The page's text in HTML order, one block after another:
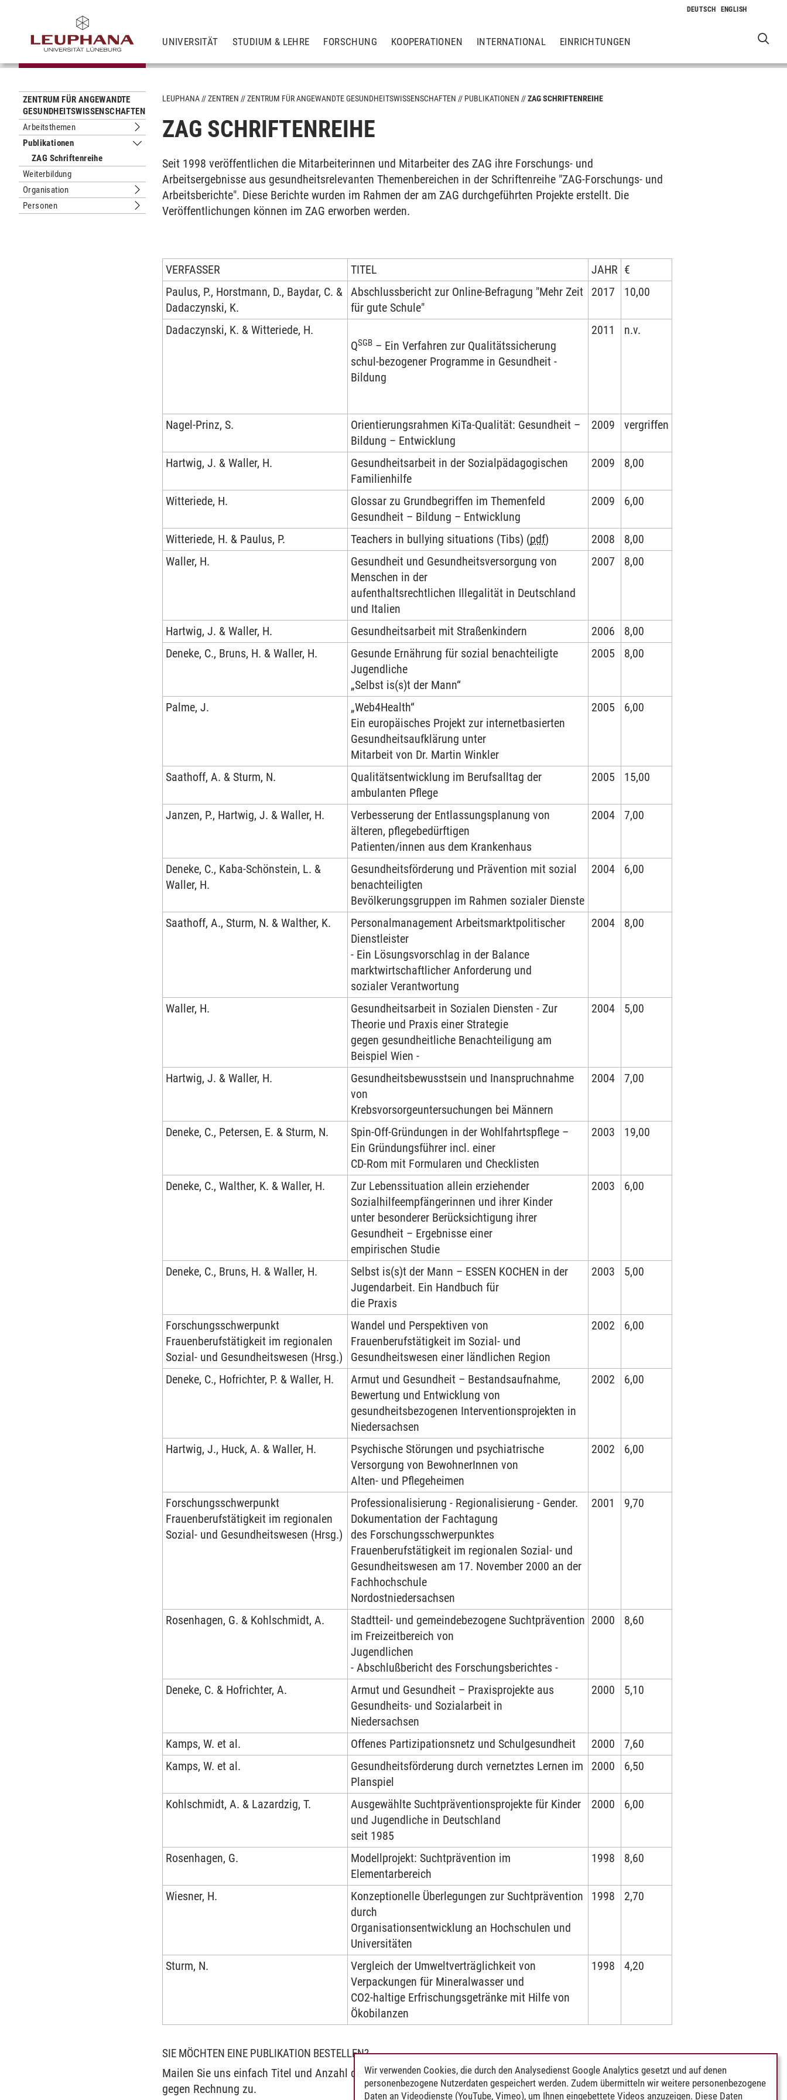
UNIVERSITÄT STUDIUM & LEHRE FORSCHUNG KOOPERATIONEN INTERNATIONAL EINRICHTUNGEN
ZENTRUM FÜR ANGEWANDTE
GESUNDHEITSWISSENSCHAFTEN
Arbeitsthemen
Untermenu Arbeitsthemen
Publikationen
Untermenu Publikationen
ZAG Schriftenreihe
Weiterbildung
Organisation
Untermenu Organisation
Personen
Untermenu Personen
LEUPHANA ZENTREN ZENTRUM FÜR ANGEWANDTE GESUNDHEITSWISSENSCHAFTEN PUBLIKATIONEN ZAG SCHRIFTENREIHE
ZAG SCHRIFTENREIHE
Seit 1998 veröffentlichen die Mitarbeiterinnen und Mitarbeiter des ZAG ihre Forschungs- und
Arbeitsergebnisse aus gesundheitsrelevanten Themenbereichen in der Schriftenreihe "ZAG-Forschungs- und
Arbeitsberichte". Diese Berichte wurden im Rahmen der am ZAG durchgeführten Projekte erstellt. Die
Veröffentlichungen können im ZAG erworben werden.
VERFASSER TITEL JAHR €
Paulus, P., Horstmann, D., Baydar, C. &
Dadaczynski, K.
Abschlussbericht zur Online-Befragung "Mehr Zeit
für gute Schule"
2017 10,00
Dadaczynski, K. & Witteriede, H.
QSGB – Ein Verfahren zur Qualitätssicherung
schul-bezogener Programme in Gesundheit -
Bildung
2011 n.v.
Nagel-Prinz, S.
Orientierungsrahmen KiTa-Qualität: Gesundheit –
Bildung – Entwicklung
2009 vergriffen
Hartwig, J. & Waller, H.
Gesundheitsarbeit in der Sozialpädagogischen
Familienhilfe
2009 8,00
Witteriede, H.
Glossar zu Grundbegriffen im Themenfeld
Gesundheit – Bildung – Entwicklung
2009 6,00
Witteriede, H. & Paulus, P. Teachers in bullying situations (Tibs) (pdf) 2008
8,00
Waller, H.
Gesundheit und Gesundheitsversorgung von
Menschen in der
aufenthaltsrechtlichen Illegalität in Deutschland
und Italien
2007 8,00
Hartwig, J. & Waller, H. Gesundheitsarbeit mit Straßenkindern 2006
8,00
Deneke, C., Bruns, H. & Waller, H.
Gesunde Ernährung für sozial benachteiligte
Jugendliche
„Selbst is(s)t der Mann“
2005 8,00
Palme, J.
„Web4Health“
Ein europäisches Projekt zur internetbasierten
Gesundheitsaufklärung unter
Mitarbeit von Dr. Martin Winkler
2005 6,00
Saathoff, A. & Sturm, N.
Qualitätsentwicklung im Berufsalltag der
ambulanten Pflege
2005 15,00
Janzen, P., Hartwig, J. & Waller, H.
Verbesserung der Entlassungsplanung von
älteren, pflegebedürftigen
Patienten/innen aus dem Krankenhaus
2004 7,00
Deneke, C., Kaba-Schönstein, L. &
Waller, H.
Gesundheitsförderung und Prävention mit sozial
benachteiligten
Bevölkerungsgruppen im Rahmen sozialer Dienste
2004 6,00
Saathoff, A., Sturm, N. & Walther, K.
Personalmanagement Arbeitsmarktpolitischer
Dienstleister
- Ein Lösungsvorschlag in der Balance
marktwirtschaftlicher Anforderung und
sozialer Verantwortung
2004 8,00
Waller, H.
Gesundheitsarbeit in Sozialen Diensten - Zur
Theorie und Praxis einer Strategie
gegen gesundheitliche Benachteiligung am
Beispiel Wien -
2004 5,00
Hartwig, J. & Waller, H.
Gesundheitsbewusstsein und Inanspruchnahme
von
Krebsvorsorgeuntersuchungen bei Männern
2004 7,00
Deneke, C., Petersen, E. & Sturm, N.
Spin-Off-Gründungen in der Wohlfahrtspflege –
Ein Gründungsführer incl. einer
CD-Rom mit Formularen und Checklisten
2003 19,00
Deneke, C., Walther, K. & Waller, H.
Zur Lebenssituation allein erziehender
Sozialhilfeempfängerinnen und ihrer Kinder
unter besonderer Berücksichtigung ihrer
Gesundheit – Ergebnisse einer
empirischen Studie
2003 6,00
Deneke, C., Bruns, H. & Waller, H.
Selbst is(s)t der Mann – ESSEN KOCHEN in der
Jugendarbeit. Ein Handbuch für
die Praxis
2003 5,00
Forschungsschwerpunkt
Frauenberufstätigkeit im regionalen
Sozial- und Gesundheitswesen (Hrsg.)
Wandel und Perspektiven von
Frauenberufstätigkeit im Sozial- und
Gesundheitswesen einer ländlichen Region
2002 6,00
Deneke, C., Hofrichter, P. & Waller, H.
Armut und Gesundheit – Bestandsaufnahme,
Bewertung und Entwicklung von
gesundheitsbezogenen Interventionsprojekten in
Niedersachsen
2002 6,00
Hartwig, J., Huck, A. & Waller, H.
Psychische Störungen und psychiatrische
Versorgung von BewohnerInnen von
Alten- und Pflegeheimen
2002 6,00
Forschungsschwerpunkt
Frauenberufstätigkeit im regionalen
Sozial- und Gesundheitswesen (Hrsg.)
Professionalisierung - Regionalisierung - Gender.
Dokumentation der Fachtagung
des Forschungsschwerpunktes
Frauenberufstätigkeit im regionalen Sozial- und
Gesundheitswesen am 17. November 2000 an der
Fachhochschule
Nordostniedersachsen
2001 9,70
Rosenhagen, G. & Kohlschmidt, A.
Stadtteil- und gemeindebezogene Suchtprävention
im Freizeitbereich von
Jugendlichen
- Abschlußbericht des Forschungsberichtes -
2000 8,60
Deneke, C. & Hofrichter, A.
Armut und Gesundheit – Praxisprojekte aus
Gesundheits- und Sozialarbeit in
Niedersachsen
2000 5,10
Kamps, W. et al. Offenes Partizipationsnetz und Schulgesundheit 2000
7,60
Kamps, W. et al.
Gesundheitsförderung durch vernetztes Lernen im
Planspiel
2000 6,50
Kohlschmidt, A. & Lazardzig, T.
Ausgewählte Suchtpräventionsprojekte für Kinder
und Jugendliche in Deutschland
seit 1985
2000 6,00
Rosenhagen, G.
Modellprojekt: Suchtprävention im
Elementarbereich
1998 8,60
Wiesner, H.
Konzeptionelle Überlegungen zur Suchtprävention
durch
Organisationsentwicklung an Hochschulen und
Universitäten
1998 2,70
Sturm, N.
Vergleich der Umweltverträglichkeit von
Verpackungen für Mineralwasser und
CO2-haltige Erfrischungsgetränke mit Hilfe von
Ökobilanzen
1998 4,20
SIE MÖCHTEN EINE PUBLIKATION BESTELLEN?
Mailen Sie uns einfach Titel und Anzahl der Exemplare sowie Ihre Anschrift und wir senden Ihnen das Heft
gegen Rechnung zu.
Wir verwenden Cookies, die durch den Analysedienst Google Analytics gesetzt und auf denen
personenbezogene Nutzerdaten gespeichert werden. Zudem übermitteln wir weitere personenbezogene
Daten an Videodienste (YouTube, Vimeo), um Ihnen eingebettete Videos anzuzeigen. Diese Daten